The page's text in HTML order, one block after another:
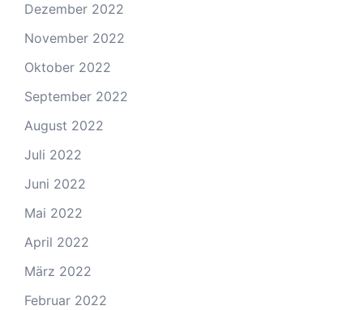
Dezember 2022
November 2022
Oktober 2022
September 2022
August 2022
Juli 2022
Juni 2022
Mai 2022
April 2022
März 2022
Februar 2022